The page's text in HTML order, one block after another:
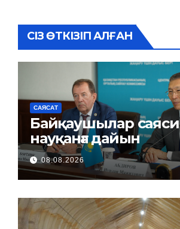
СІЗ ӨТКІЗІП АЛҒАН
САЯСАТ
Байқаушылар саяси
науқанға дайын
08.08.2026